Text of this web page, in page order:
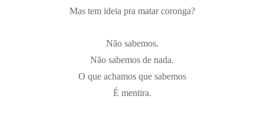
Mas tem ideia pra matar coronga?
Não sabemos.
Não sabemos de nada.
O que achamos que sabemos
É mentira.